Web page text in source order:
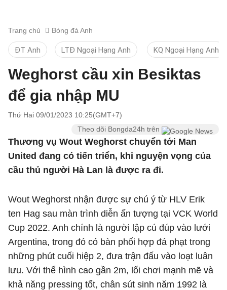
Trang chủ Bóng đá Anh
ĐT Anh LTĐ Ngoại Hạng Anh KQ Ngoại Hạng Anh
Weghorst cầu xin Besiktas
để gia nhập MU
Thứ Hai 09/01/2023 10:25(GMT+7)
Theo dõi Bongda24h trên
Thương vụ Wout Weghorst chuyển tới Man
United đang có tiến triển, khi nguyện vọng của
cầu thủ người Hà Lan là được ra đi.
Wout Weghorst nhận được sự chú ý từ HLV Erik
ten Hag sau màn trình diễn ấn tượng tại VCK World
Cup 2022. Anh chính là người lập cú đúp vào lưới
Argentina, trong đó có bàn phối hợp đá phạt trong
những phút cuối hiệp 2, đưa trận đấu vào loạt luân
lưu. Với thể hình cao gần 2m, lối chơi mạnh mẽ và
khả năng pressing tốt, chân sút sinh năm 1992 là